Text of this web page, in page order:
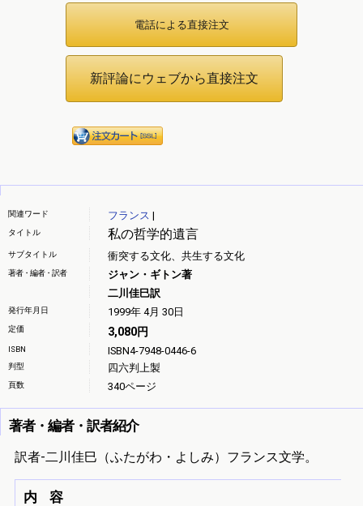
電話による直接注文
関連ワード フランス |
私の哲学的遺言
タイトル
サブタイトル 衝突する文化、共生する文化
著者・編者・訳者
ジャン・ギトン著
二川佳巳訳
発行年月日 1999年 4月 30日
定価 3,080円
ISBN ISBN4-7948-0446-6
判型 四六判上製
頁数 340ページ
著者・編者・訳者紹介
訳者-二川佳巳（ふたがわ・よしみ）フランス文学。
内 容